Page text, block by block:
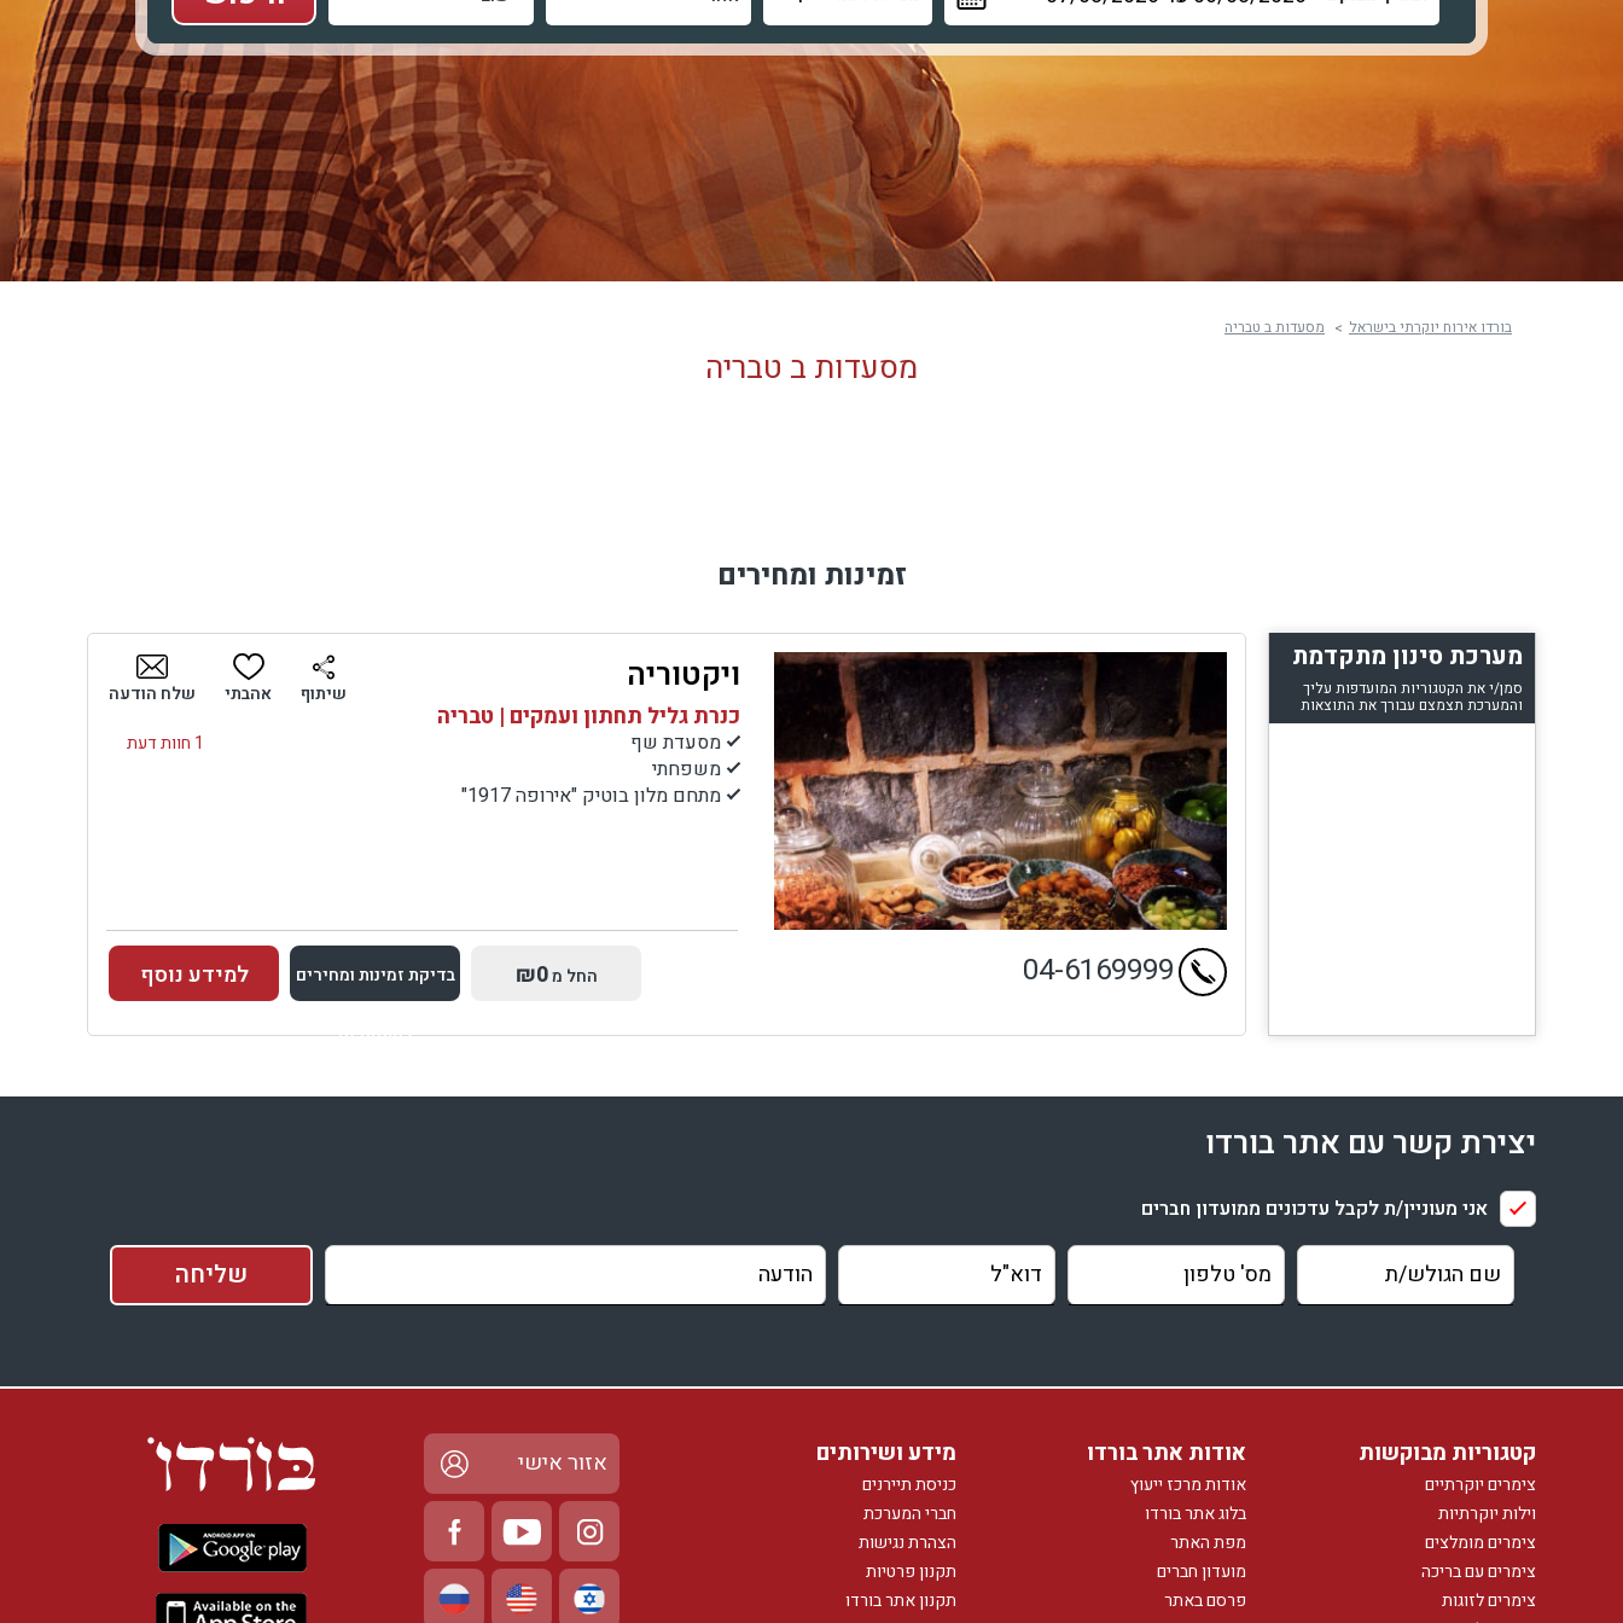
בורדו אירוח יוקרתי בישראל מסעדות ב טבריה
מסעדות ב טבריה
זמינות ומחירים
מערכת סינון מתקדמת
סמן/י את הקטגוריות המועדפות עליך
והמערכת תצמצם עבורך את התוצאות
ויקטוריה
כנרת גליל תחתון ועמקים | טבריה
1 חוות דעת
מסעדת שף
משפחתי
מתחם מלון בוטיק "אירופה 1917"
שיתוף אהבתי שלח הודעה
04-6169999 החל מ₪0 בדיקת זמינות ומחירים
למתחם זה
בדיקת זמינות ומחירים
למידע נוסף
יצירת קשר עם אתר בורדו
אני מעוניין/ת לקבל עדכונים ממועדון חברים
קטגוריות מבוקשות
צימרים יוקרתיים
וילות יוקרתיות
צימרים מומלצים
צימרים עם בריכה
צימרים לזוגות
אודות אתר בורדו
אודות מרכז ייעוץ
בלוג אתר בורדו
מפת האתר
מועדון חברים
פרסם באתר
מידע ושירותים
כניסת תיירנים
חברי המערכת
הצהרת נגישות
תקנון פרטיות
תקנון אתר בורדו
אזור אישי